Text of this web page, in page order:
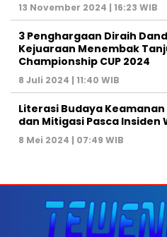
13 November 2024 | 16:23 WIB
3 Penghargaan Diraih
Kejuaraan Menembak
Championship CUP 2024
8 Juli 2024 | 11:40 WIB
Literasi Budaya
dan Mitigasi Pasca
8 Mei 2024 | 07:49 WIB